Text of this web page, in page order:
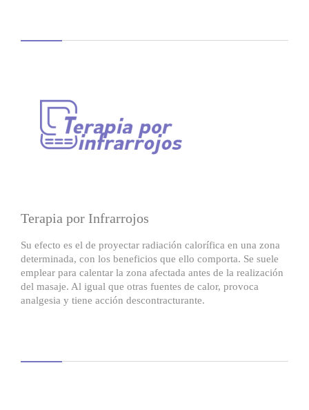
Terapia por Infrarrojos
Su efecto es el de proyectar radiación calorí­fica en una zona
determinada, con los beneficios que ello comporta. Se suele
emplear para calentar la zona afectada antes de la realización
del masaje. Al igual que otras fuentes de calor, provoca
analgesia y tiene acción descontracturante.